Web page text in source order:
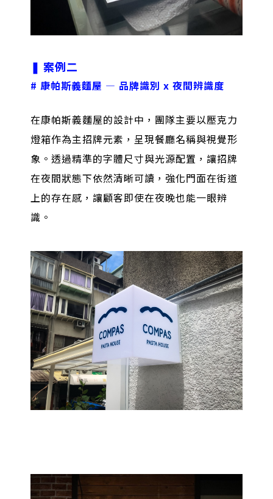
❚ 案例二
# 康帕斯義麵屋 — 品牌識別 x 夜間辨識度
在康帕斯義麵屋的設計中，團隊主要以壓克力
燈箱作為主招牌元素，呈現餐廳名稱與視覺形
象。透過精準的字體尺寸與光源配置，讓招牌
在夜間狀態下依然清晰可讀，強化門面在街道
上的存在感，讓顧客即使在夜晚也能一眼辨
識。